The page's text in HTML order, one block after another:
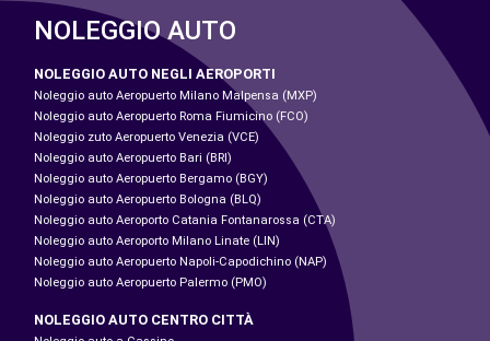
NOLEGGIO AUTO
NOLEGGIO AUTO NEGLI AEROPORTI
Noleggio auto Aeropuerto Milano Malpensa (MXP)
Noleggio auto Aeropuerto Roma Fiumicino (FCO)
Noleggio zuto Aeropuerto Venezia (VCE)
Noleggio auto Aeropuerto Bari (BRI)
Noleggio auto Aeropuerto Bergamo (BGY)
Noleggio auto Aeropuerto Bologna (BLQ)
Noleggio auto Aeroporto Catania Fontanarossa (CTA)
Noleggio auto Aeroporto Milano Linate (LIN)
Noleggio auto Aeropuerto Napoli-Capodichino (NAP)
Noleggio auto Aeropuerto Palermo (PMO)
NOLEGGIO AUTO CENTRO CITTÀ